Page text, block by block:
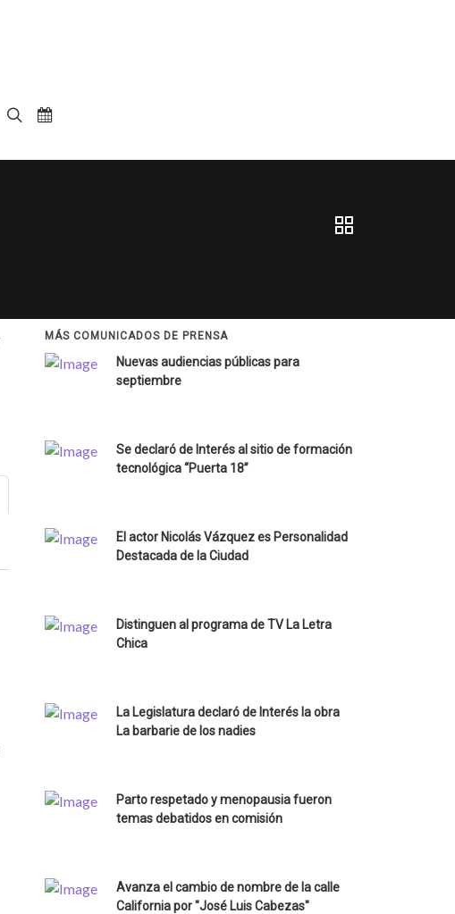
MÁS COMUNICADOS DE PRENSA
Nuevas audiencias públicas para
septiembre
Se declaró de Interés al sitio de formación
tecnológica “Puerta 18”
El actor Nicolás Vázquez es Personalidad
Destacada de la Ciudad
Distinguen al programa de TV La Letra
Chica
La Legislatura declaró de Interés la obra
La barbarie de los nadies
Parto respetado y menopausia fueron
temas debatidos en comisión
Avanza el cambio de nombre de la calle
California por "José Luis Cabezas"